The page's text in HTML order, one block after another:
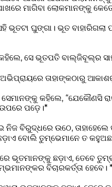
ପାଖରେ ମାଗିବା ଲୋକମାନଙ୍କୁ
ଘୁଙ୍ଗା। ଭୂତ ବାହାରିଗଲା
ସେ ଭୂତପତି ବାଲ୍‌ଜିବୂଲ୍‍ର
ତାହାଙ୍କଠାରୁ
କହିଲେ, “ଯେକୌଣସି
ପଡ଼େ।*
ବିରୁଦ୍ଧରେ ଉଠେ, ତାହାହେଲେ
ବୋଲି ତୁମ୍ଭେମାନେ ତ
ଭୂତମାନଙ୍କୁ ଛଡ଼ାଏ, ତେବେ
ବିଚାରକର୍ତ୍ତା ହେବେ।